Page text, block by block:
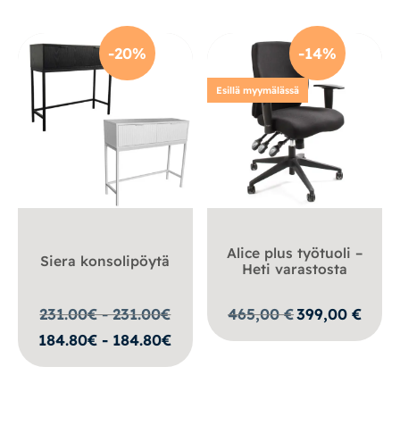
-20%
Siera konsolipöytä
231.00€ - 231.00€
184.80€ - 184.80€
-14%
Esillä myymälässä
Alice plus työtuoli –
Heti varastosta
465,00€ Alkuperäinen
oli:
399,00€
hinta
on: